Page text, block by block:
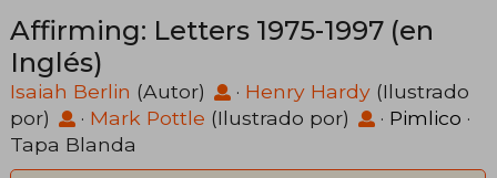
Affirming: Letters 1975-1997 (en
Inglés)
Isaiah Berlin (Autor) · Henry Hardy (Ilustrado
por)
· Mark Pottle (Ilustrado por) · Pimlico ·
Tapa Blanda